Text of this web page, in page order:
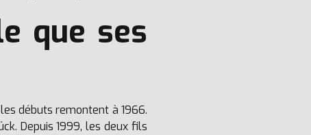
que ses
débuts remontent à 1966.
Depuis 1999, les deux fils